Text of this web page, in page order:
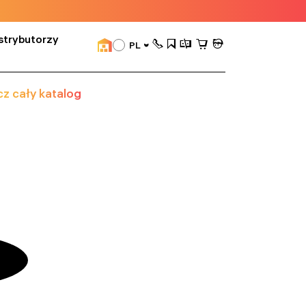
PL
cały katalog